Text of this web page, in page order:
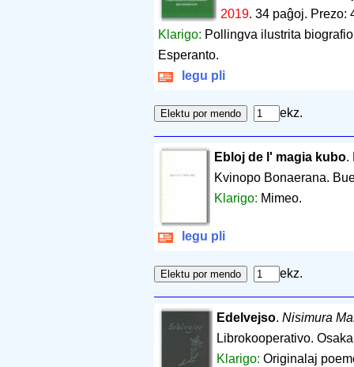
2019. 34 paĝoj. Prezo:
Klarigo: Pollingva ilustrita
Esperanto.
legu pli
ekz.
Ebloj de l' magia kubo.
Kvinopo Bonaerana.
Klarigo: Mimeo.
legu pli
ekz.
Edelvejso.Nisimura
Librokooperativo.
Klarigo:Originalaj